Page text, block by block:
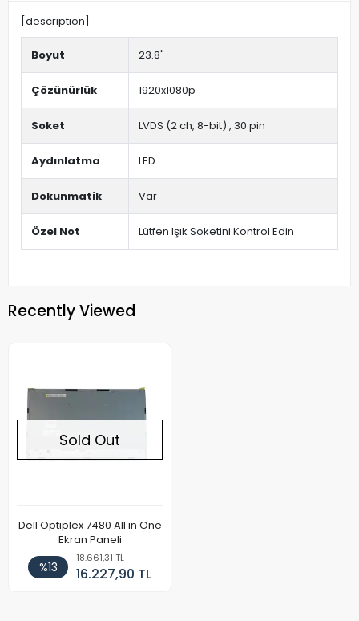
[description]
Boyut 23.8"
Çözünürlük 1920x1080p
Soket LVDS (2 ch, 8-bit) , 30 pin
Aydınlatma LED
Dokunmatik Var
Özel Not Lütfen Işık Soketini Kontrol Edin
Recently Viewed
Sold Out
Dell Optiplex 7480 All in One
Ekran Paneli
%13
18.661,31 TL
16.227,90 TL